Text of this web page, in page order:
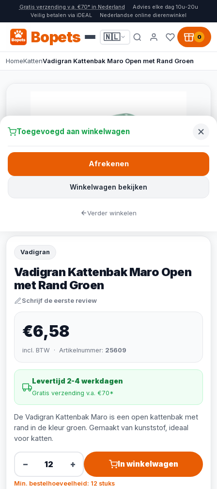
Gratis verzending v.a. €70* in Nederland
Advies elke dag 10u-20u
Veilig betalen via iDEAL
Nederlandse online dierenwinkel
Bopets 🇳🇱 0
HomeKattenVadigran Kattenbak Maro Open met Rand Groen
Vadigran
Vadigran Kattenbak Maro Open
met Rand Groen
Schrijf de eerste review
€6,58
incl. BTW · Artikelnummer: 25609
Levertijd 2-4 werkdagen
Gratis verzending v.a. €70*
De Vadigran Kattenbak Maro is een open kattenbak met
rand in de kleur groen. Gemaakt van kunststof, ideaal
voor katten.
− + In winkelwagen
Min. bestelhoeveelheid: 12 stuks
Toegevoegd aan winkelwagen
Winkelwagen bekijken
Afrekenen
Verder winkelen